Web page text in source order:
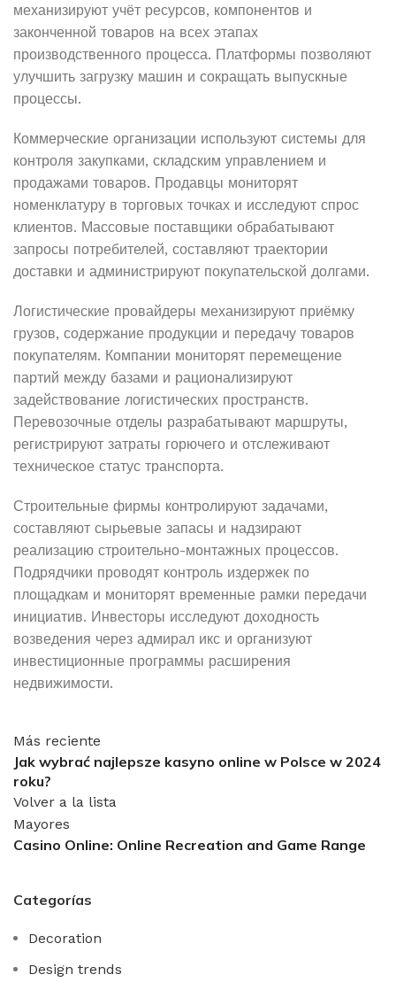
механизируют учёт ресурсов, компонентов и
законченной товаров на всех этапах
производственного процесса. Платформы позволяют
улучшить загрузку машин и сокращать выпускные
процессы.
Коммерческие организации используют системы для
контроля закупками, складским управлением и
продажами товаров. Продавцы мониторят
номенклатуру в торговых точках и исследуют спрос
клиентов. Массовые поставщики обрабатывают
запросы потребителей, составляют траектории
доставки и администрируют покупательской долгами.
Логистические провайдеры механизируют приёмку
грузов, содержание продукции и передачу товаров
покупателям. Компании мониторят перемещение
партий между базами и рационализируют
задействование логистических пространств.
Перевозочные отделы разрабатывают маршруты,
регистрируют затраты горючего и отслеживают
техническое статус транспорта.
Строительные фирмы контролируют задачами,
составляют сырьевые запасы и надзирают
реализацию строительно-монтажных процессов.
Подрядчики проводят контроль издержек по
площадкам и мониторят временные рамки передачи
инициатив. Инвесторы исследуют доходность
возведения через адмирал икс и организуют
инвестиционные программы расширения
недвижимости.
Más reciente
Jak wybrać najlepsze kasyno online w Polsce w 2024
roku?
Volver a la lista
Mayores
Casino Online: Online Recreation and Game Range
Categorías
Decoration
Design trends